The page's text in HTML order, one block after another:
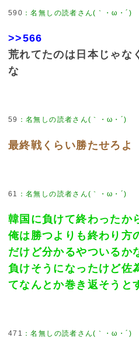
590 ：名無しの読者さん(｀・ω・´)
>>566
荒れてたのは日本じゃな
な
59 ：名無しの読者さん(｀・ω・´)
最終戦くらい勝たせろよ
61 ：名無しの読者さん(｀・ω・´)
韓国に負けて終わったか
俺は勝つよりも終わり方
だけど分かるやついるか
負けそうになったけど佐
てなんとか巻き返そうと
471 ：名無しの読者さん(｀・ω・´)